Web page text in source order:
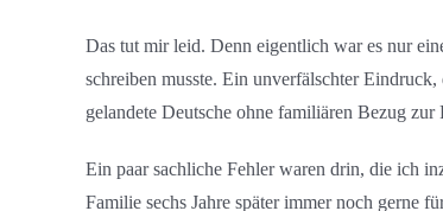
Das tut mir leid. Denn eigentlich war es nur
schreiben musste. Ein unverfälschter
gelandete Deutsche ohne familiären Bezug zur
Ein paar sachliche Fehler waren drin, die ich
Familie sechs Jahre später immer noch gerne